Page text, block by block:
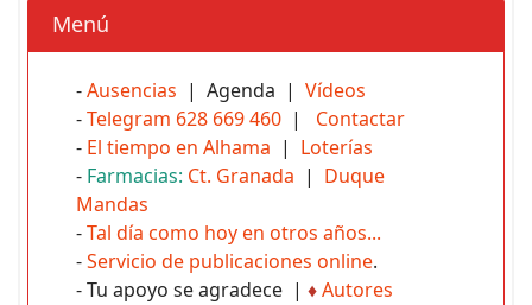
Menú
-Ausencias | Agenda | Vídeos
-Telegram 628 669 460 | Contactar
- El tiempo en Alhama | Loterías
- Farmacias: Ct. Granada | Duque
Mandas
-Tal día como hoy en otros años...
-Servicio de publicaciones online.
- Tu apoyo se agradece | ♦Autores